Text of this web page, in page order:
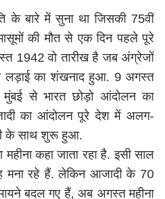
के बारे में सुना था जिसकी 75वीं
की मौत से एक दिन पहले पूरे
1942 वो तारीख है जब अंग्रेजों
लड़ाई का शंखनाद हुआ. 9 अगस्त
से भारत छोड़ो आंदोलन का
का आंदोलन पूरे देश में अलग-
के साथ शुरू हुआ.
कहा जाता रहा है. इसी साल
मना रहे हैं. लेकिन आजादी के 70
बदल गए हैं, अब अगस्त महीना